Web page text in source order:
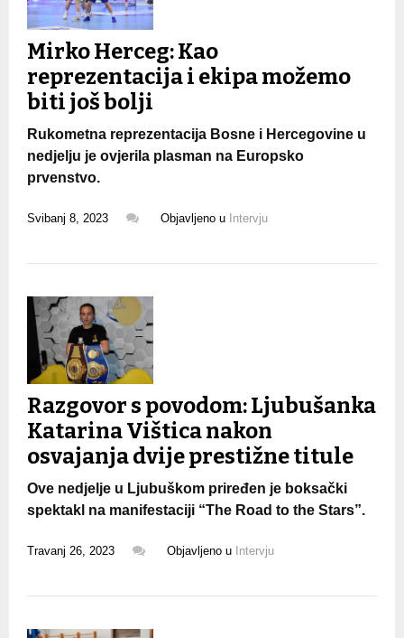
Mirko Herceg: Kao
reprezentacija i ekipa možemo
biti još bolji
Rukometna reprezentacija Bosne i Hercegovine u
nedjelju je ovjerila plasman na Europsko
prvenstvo.
Svibanj 8, 2023 Objavljeno u Intervju
Razgovor s povodom: Ljubušanka
Katarina Vištica nakon
osvajanja dvije prestižne titule
Ove nedjelje u Ljubuškom priređen je boksački
spektakl na manifestaciji “The Road to the Stars”.
Travanj 26, 2023 Objavljeno u Intervju